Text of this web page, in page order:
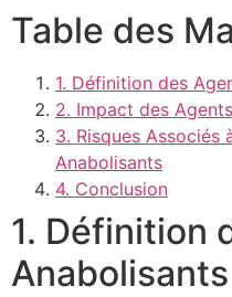
Table des
1. Définition des
2. Impact des
3. Risques Associés
Anabolisants
4. Conclusion
1. Définition
Anabolisants